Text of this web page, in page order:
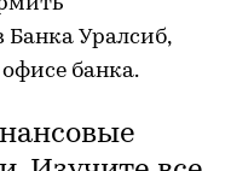
Банка Уралсиб,
банка.